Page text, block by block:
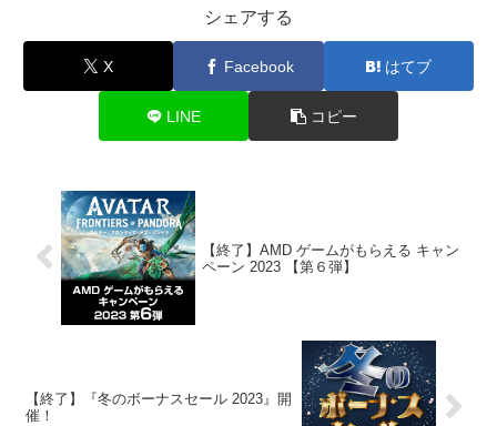
シェアする
X Facebook はてブ
LINE コピー
【終了】AMD ゲームがもらえる キャン
ペーン 2023 【第６弾】
【終了】『冬のボーナスセール 2023』開
催！